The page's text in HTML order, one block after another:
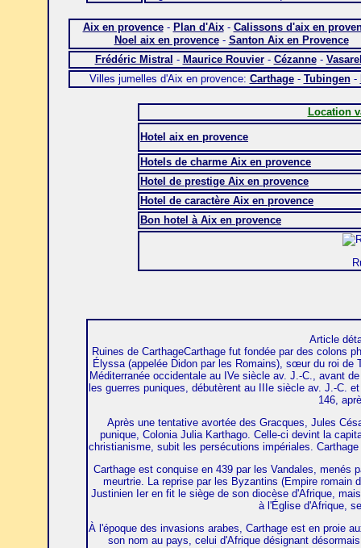
Aix en provence- Plan d'Aix- Calissons d'aix en
Noel aix en provence- Santon Aix en Provence
Frédéric Mistral - Maurice Rouvier- Cézanne-
Villes jumelles d'Aix en provence: Carthage- Tubingen-
Location
Hotel aix en provence
Hotels de charme Aix en provence
Hotel de prestige Aix en provence
Hotel de caractère Aix en provence
Bon hotel à Aix en provence
Article
Ruines de CarthageCarthage fut fondée par des colons
Élyssa (appelée Didon par les Romains), sœur du roi
Méditerranée occidentale au IVe siècle av. J.-C., avant
les guerres puniques, débutèrent au IIIe siècle av. J.-C.
146,
Après une tentative avortée des Gracques, Jules
punique, Colonia Julia Karthago. Celle-ci devint la
christianisme, subit les persécutions impériales.
Carthage est conquise en 439 par les Vandales,
meurtrie. La reprise par les Byzantins (Empire romain
Justinien Ier en fit le siège de son diocèse d'Afrique,
à l'Église d'Afrique,
À l'époque des invasions arabes, Carthage est en proie
son nom au pays, celui d'Afrique désignant